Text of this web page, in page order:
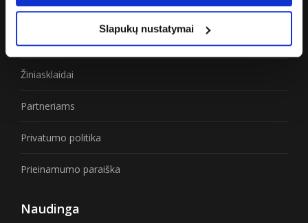
Slapukų nustatymai
Apie mus
Karjera
Žiniasklaidai
Partneriams
Privatumo politika
Prieinamumo paraiška
Naudinga